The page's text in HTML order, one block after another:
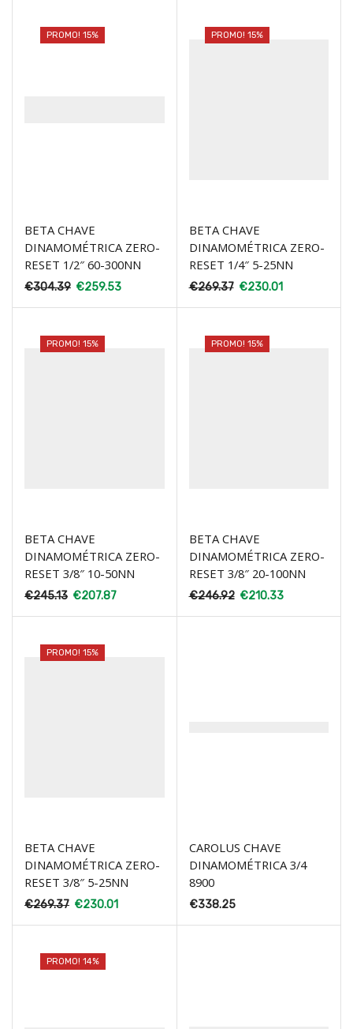
PROMO! 15%
BETA CHAVE
DINAMOMÉTRICA ZERO-
RESET 1/2″ 60-300NN
€304.39 €259.53
PROMO! 15%
BETA CHAVE
DINAMOMÉTRICA ZERO-
RESET 1/4″ 5-25NN
€269.37 €230.01
PROMO! 15%
BETA CHAVE
DINAMOMÉTRICA ZERO-
RESET 3/8″ 10-50NN
€245.13 €207.87
PROMO! 15%
BETA CHAVE
DINAMOMÉTRICA ZERO-
RESET 3/8″ 20-100NN
€246.92 €210.33
PROMO! 15%
BETA CHAVE
DINAMOMÉTRICA ZERO-
RESET 3/8″ 5-25NN
€269.37 €230.01
CAROLUS CHAVE
DINAMOMÉTRICA 3/4
8900
€338.25
PROMO! 14%